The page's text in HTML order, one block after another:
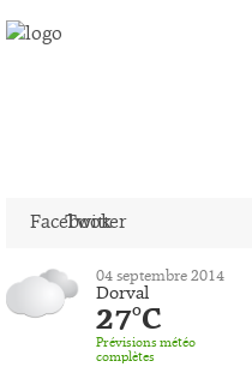
Facebook
Twitter
04 septembre 2014
Dorval
27°C
Prévisions météo
complètes